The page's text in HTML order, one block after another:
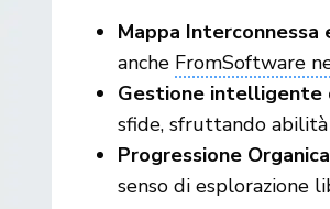
Mappa Interconnessa
anche FromSoftware
Gestione intelligente
sfide, sfruttando abilità
Progressione
senso di esplorazione